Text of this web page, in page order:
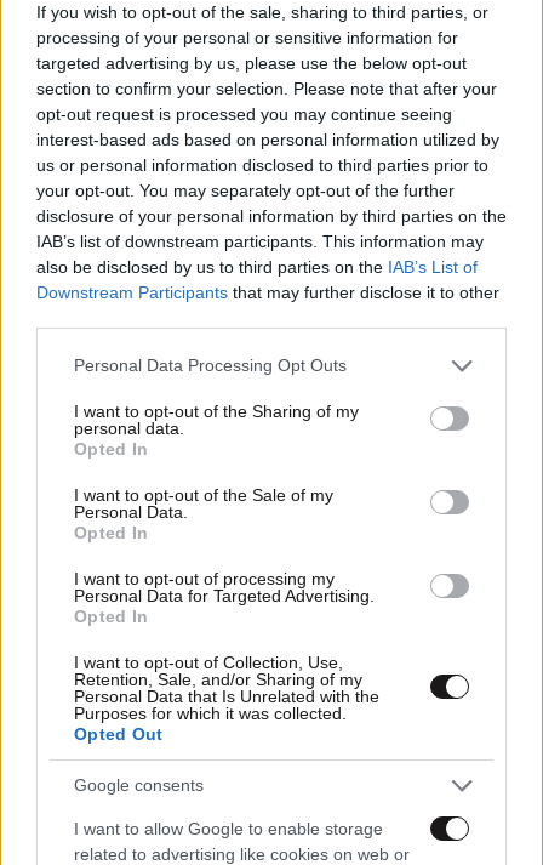
If you wish to opt-out of the sale, sharing to third parties, or
processing of your personal or sensitive information for
targeted advertising by us, please use the below opt-out
section to confirm your selection. Please note that after your
opt-out request is processed you may continue seeing
interest-based ads based on personal information utilized by
us or personal information disclosed to third parties prior to
your opt-out. You may separately opt-out of the further
disclosure of your personal information by third parties on the
IAB’s list of downstream participants. This information may
also be disclosed by us to third parties on the IAB’s List of
Downstream Participants that may further disclose it to other
Please note that this website/app uses one or more Google
not limited to your visit or usage behaviour. You may click to
grant or deny consent to Google and its third-party tags to
use your data for below specified purposes in below Google
consent section.
Personal Data Processing Opt Outs
I want to opt-out of the Sharing of my
personal data.
Opted In
I want to opt-out of the Sale of my
Personal Data.
Opted In
I want to opt-out of processing my
Personal Data for Targeted Advertising.
Opted In
I want to opt-out of Collection, Use,
Retention, Sale, and/or Sharing of my
Personal Data that Is Unrelated with the
Purposes for which it was collected.
Opted Out
Google consents
I want to allow Google to enable storage
related to advertising like cookies on web or
03·07·2024 10:26
Οι Ράπτορς ανακοίνωσαν τον Βεζένκοβ
02·07·2024 08:21
Βεζένκοφ: Προς το παρόν είμαι παίκτης των Ράπτορς,
πρέπει να δω τι θέλουν για μένα